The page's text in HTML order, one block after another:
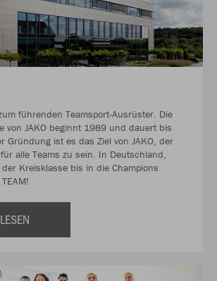
führenden Teamsport-Ausrüster. Die
von JAKO beginnt 1989 und dauert bis
Gründung ist es das Ziel von JAKO, der
alle Teams zu sein. In Deutschland,
Kreisklasse bis in die Champions